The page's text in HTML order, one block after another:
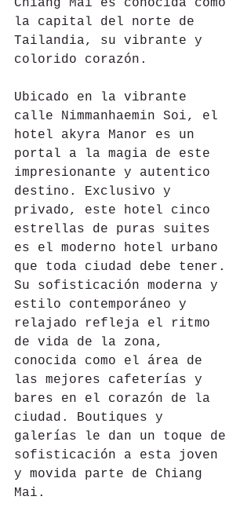
Chiang Mai es conocida como
la capital del norte de
Tailandia, su vibrante y
colorido corazón.
Ubicado en la vibrante
calle Nimmanhaemin Soi, el
hotel akyra Manor es un
portal a la magia de este
impresionante y autentico
destino. Exclusivo y
privado, este hotel cinco
estrellas de puras suites
es el moderno hotel urbano
que toda ciudad debe tener.
Su sofisticación moderna y
estilo contemporáneo y
relajado refleja el ritmo
de vida de la zona,
conocida como el área de
las mejores cafeterías y
bares en el corazón de la
ciudad. Boutiques y
galerías le dan un toque de
sofisticación a esta joven
y movida parte de Chiang
Mai.